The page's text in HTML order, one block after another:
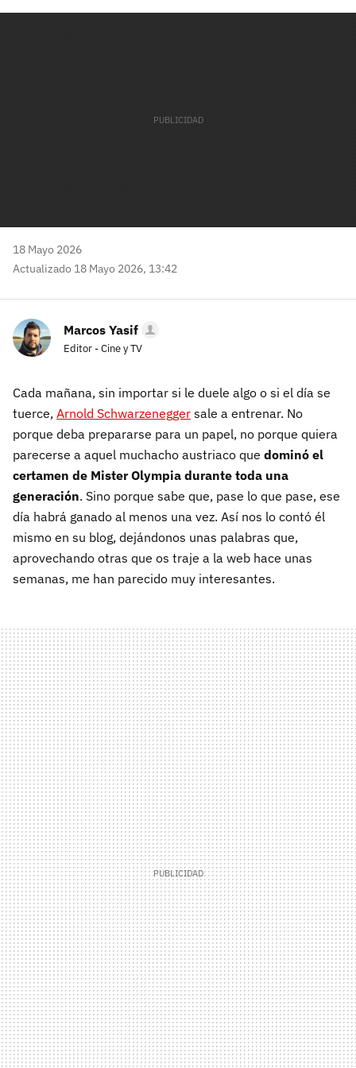
18 Mayo 2026
Actualizado 18 Mayo 2026, 13:42
Marcos Yasif
Editor - Cine y TV
Cada mañana, sin importar si le duele algo o si el día se
tuerce, Arnold Schwarzenegger sale a entrenar. No
porque deba prepararse para un papel, no porque quiera
parecerse a aquel muchacho austriaco que dominó el
certamen de Mister Olympia durante toda una
generación. Sino porque sabe que, pase lo que pase, ese
día habrá ganado al menos una vez. Así nos lo contó él
mismo en su blog, dejándonos unas palabras que,
aprovechando otras que os traje a la web hace unas
semanas, me han parecido muy interesantes.